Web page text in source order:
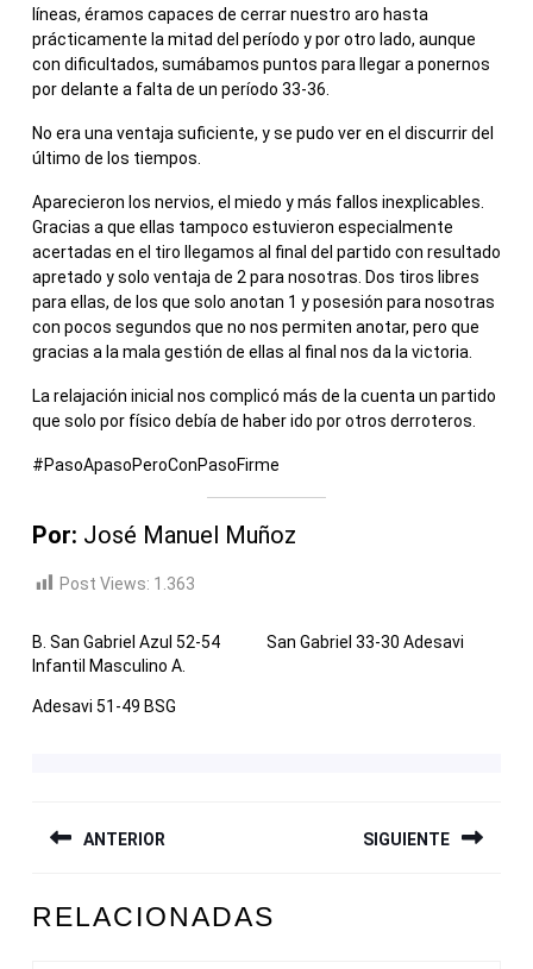
líneas, éramos capaces de cerrar nuestro aro hasta
prácticamente la mitad del período y por otro lado, aunque
con dificultados, sumábamos puntos para llegar a ponernos
por delante a falta de un período 33-36.
No era una ventaja suficiente, y se pudo ver en el discurrir del
último de los tiempos.
Aparecieron los nervios, el miedo y más fallos inexplicables.
Gracias a que ellas tampoco estuvieron especialmente
acertadas en el tiro llegamos al final del partido con resultado
apretado y solo ventaja de 2 para nosotras. Dos tiros libres
para ellas, de los que solo anotan 1 y posesión para nosotras
con pocos segundos que no nos permiten anotar, pero que
gracias a la mala gestión de ellas al final nos da la victoria.
La relajación inicial nos complicó más de la cuenta un partido
que solo por físico debía de haber ido por otros derroteros.
#PasoApasoPeroConPasoFirme
Por: José Manuel Muñoz
Post Views: 1.363
B. San Gabriel Azul 52-54
Infantil Masculino A.
San Gabriel 33-30 Adesavi
Adesavi 51-49 BSG
DE
ANTERIOR
anterior:
SIGUIENTE
entrada:
RELACIONADAS